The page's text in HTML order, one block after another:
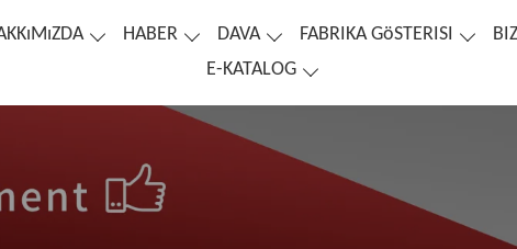
HABER DAVA FABRIKA GöSTERISI
E-KATALOG